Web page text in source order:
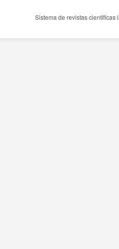
Sistema de revistas